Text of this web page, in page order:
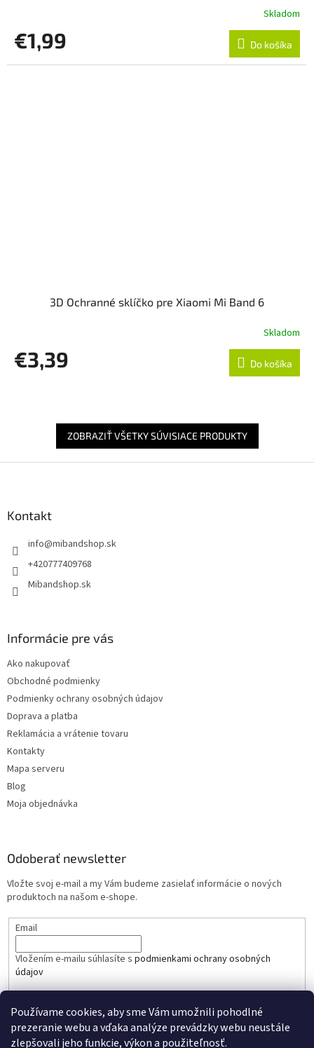
Používame cookies, aby sme Vám umožnili pohodlné
prezeranie webu a vďaka analýze prevádzky webu neustále
zlepšovali jeho funkcie, výkon a použiteľnosť.
Skladom
€1,99 Do košíka
3D Ochranné sklíčko pre Xiaomi Mi Band 6
Skladom
€3,39 Do košíka
ZOBRAZIŤ VŠETKY SÚVISIACE PRODUKTY
Kontakt
info@mibandshop.sk
+420777409768
Mibandshop.sk
Informácie pre vás
Ako nakupovať
Obchodné podmienky
Podmienky ochrany osobných údajov
Doprava a platba
Reklamácia a vrátenie tovaru
Kontakty
Mapa serveru
Blog
Moja objednávka
Odoberať newsletter
Vložte svoj e-mail a my Vám budeme zasielať informácie o nových
produktoch na našom e-shope.
Email
Vložením e-mailu súhlasíte s podmienkami ochrany osobných
údajov
PRIHLÁSIŤ SA